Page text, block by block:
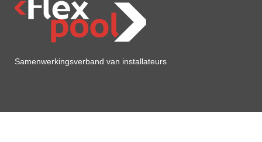
Samenwerkingsverband van installateurs